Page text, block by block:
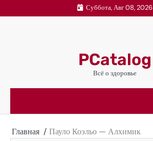
к
Суббота, Авг 08, 2026
PCatalog
Всё о здоровье
Главная Пауло Коэльо — Алхимик